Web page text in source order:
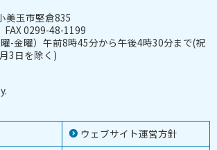
ウェブサイト運営方針
美玉市堅倉835
0299-48-1199
-金曜）午前8時45分から午後4時30分まで(祝
3日を除く)